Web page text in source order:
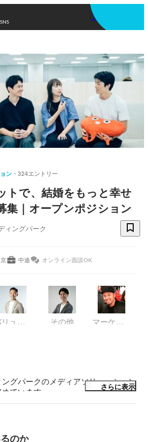
アプリを使う
ン 324エントリー
トで、結婚をもっと幸せ
集｜オープンポジション
ィングパーク
中途 オンライン面談OK
バリューデベロップメント本部 本部長 その他 マーケティング
グパークのメディアソリューション
ています。
ョン本部とは、主に結婚式場を運営
さらに表示
のか